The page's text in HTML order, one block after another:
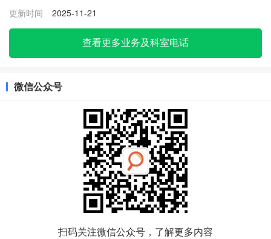
更新时间
2025-11-21
查看更多业务及科室电话
微信公众号
扫码关注微信公众号，了解更多内容